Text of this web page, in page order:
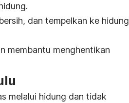
dan tempelkan ke hidung
membantu menghentikan
melalui hidung dan tidak